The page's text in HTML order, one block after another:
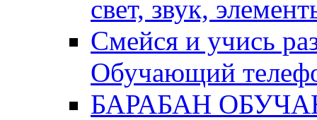
свет, звук,
Смейся и учись
Обучающий
БАРАБАН